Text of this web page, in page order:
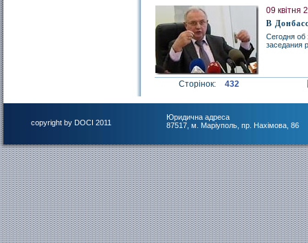
09 квітня
В
Сегодня об
заседания
Сторінок: 432
copyright by DOCI 2011
Юридична адреса
87517, м. Маріуполь, пр. Нахімова, 86